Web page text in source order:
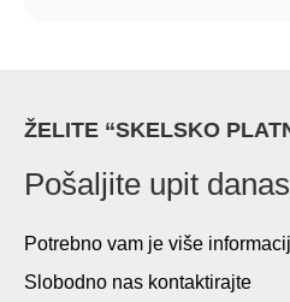
ŽELITE “SKELSKO
Pošaljite upit
Potrebno vam je više
Slobodno nas kontaktirajte